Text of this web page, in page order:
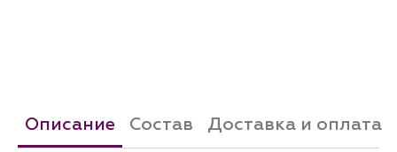
Описание Состав Доставка и оплата